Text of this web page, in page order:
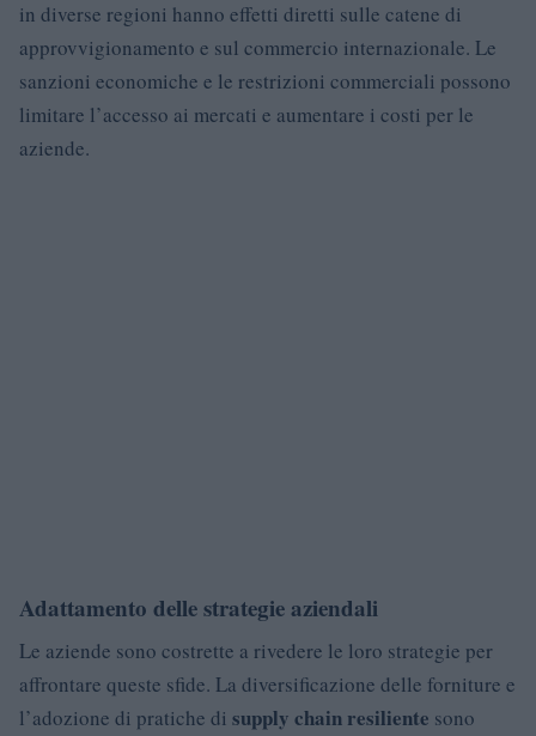
in diverse regioni hanno effetti diretti sulle catene di
approvvigionamento e sul commercio internazionale. Le
sanzioni economiche e le restrizioni commerciali possono
limitare l’accesso ai mercati e aumentare i costi per le
aziende.
Adattamento delle strategie aziendali
Le aziende sono costrette a rivedere le loro strategie per
affrontare queste sfide. La diversificazione delle forniture e
l’adozione di pratiche di supply chain resiliente sono